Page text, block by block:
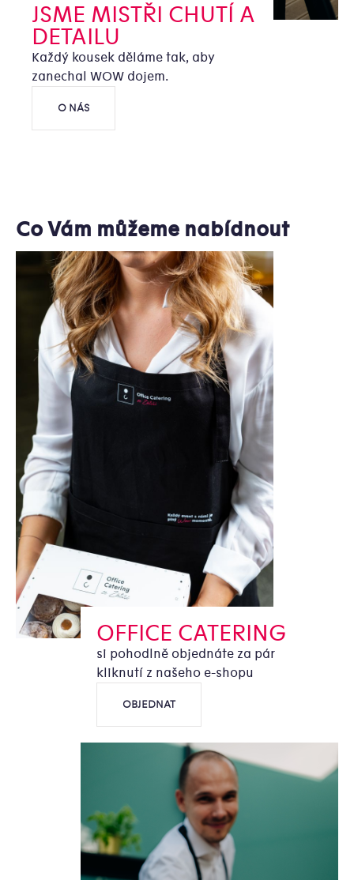
JSME MISTŘI CHUTÍ A
DETAILU
Každý kousek děláme tak, aby
zanechal WOW dojem.
O NÁS
Co Vám můžeme nabídnout
OFFICE CATERING
si pohodlně objednáte za pár
kliknutí z našeho e-shopu
OBJEDNAT